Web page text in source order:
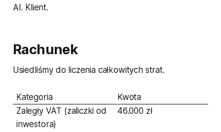
AI. Klient.
Rachunek
Usiedliśmy do liczenia całkowitych strat.
Kategoria
Kwota
Zaległy VAT (zaliczki od
inwestora)
46.000 zł